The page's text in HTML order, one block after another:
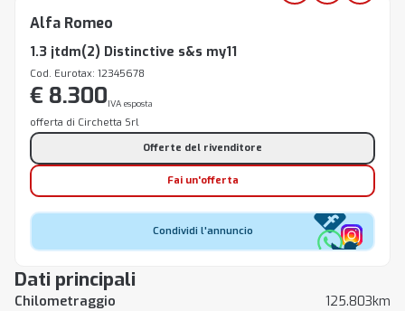
Dati principali
Chilometraggio
125.803km
Alfa Romeo
1.3 jtdm(2) Distinctive s&s my11
Cod. Eurotax: 12345678
€ 8.300IVA esposta
offerta di Circhetta Srl
Offerte del rivenditore
Fai un'offerta
Condividi l'annuncio